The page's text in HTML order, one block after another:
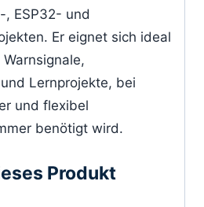
, ESP32- und
Er eignet sich ideal
Lernprojekte, bei
und flexibel
benötigt wird.
Produkt